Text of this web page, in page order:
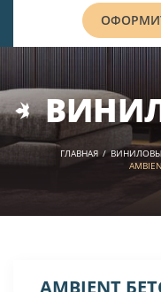
ГЛАВНАЯ /
AMBIENT